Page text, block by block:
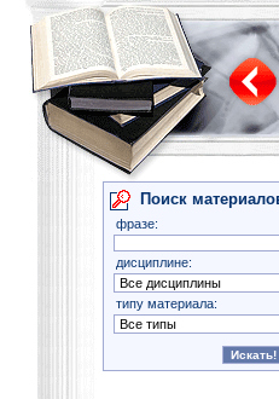
Поиск
фразе:
дисциплине:
типу материала: